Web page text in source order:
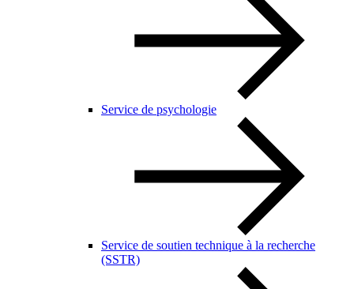
Service de psychologie
Service de soutien technique à la recherche
(SSTR)